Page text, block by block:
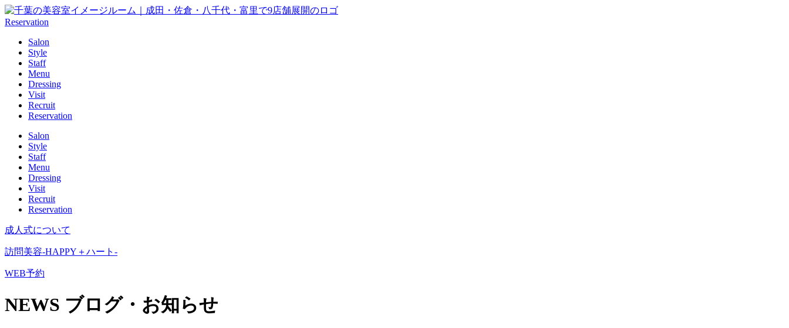
Reservation
Salon
Style
Staff
Menu
Dressing
Visit
Recruit
Reservation
Salon
Style
Staff
Menu
Dressing
Visit
Recruit
Reservation
成人式について
訪問美容-HAPPY＋ハート-
WEB予約
NEWS ブログ・お知らせ